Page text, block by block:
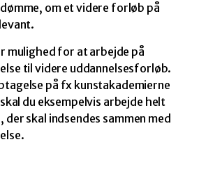
om et videre forløb på
mulighed for at arbejde på
til videre uddannelsesforløb.
på fx kunstakademierne
du eksempelvis arbejde helt
skal indsendes sammen med